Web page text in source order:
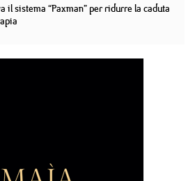
il sistema “Paxman” per ridurre la caduta